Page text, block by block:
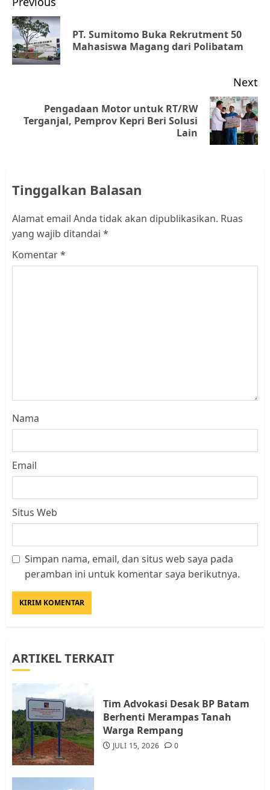
navigationPT. Sumitomo Buka Rekrutment 50
Mahasiswa Magang dari Polibatam
Next
Next
Pengadaan Motor untuk RT/RW
Terganjal, Pemprov Kepri Beri Solusi
Lain
Tinggalkan Balasan
Alamat email Anda tidak akan dipublikasikan. Ruas
yang wajib ditandai *
Komentar*
Nama
Email
Situs Web
Simpan nama, email, dan situs web saya pada
peramban ini untuk komentar saya berikutnya.
ARTIKEL TERKAIT
Tim Advokasi Desak BP Batam
Berhenti Merampas Tanah
Warga Rempang
JULI 15, 2026 0
Datangi Pemko Batam, Warga
4
Warga Rempang Ajukan
Resahkan Warga
JULI 17, 2026 0